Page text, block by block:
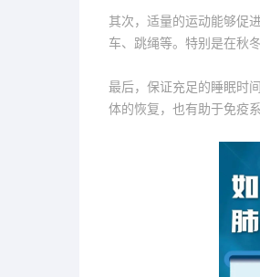
其次，适量的运动能够促
车、跳绳等。特别是在秋
最后，保证充足的睡眠时
体的恢复，也有助于免疫